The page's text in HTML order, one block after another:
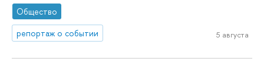
Общество
репортаж о событии
5 августа